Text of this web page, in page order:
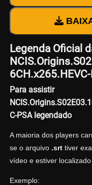
Legenda Oficial
Para assistir
C-PSA legendado
A maioria dos players
se o arquivo .srttiver
vídeo e estiver
Exemplo: